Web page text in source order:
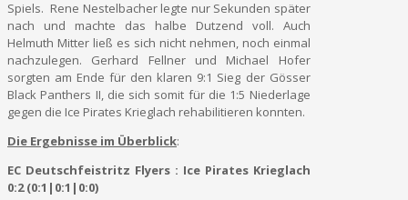
Spiels. Rene Nestelbacher legte nur Sekunden später
nach und machte das halbe Dutzend voll. Auch
Helmuth Mitter ließ es sich nicht nehmen, noch einmal
nachzulegen. Gerhard Fellner und Michael Hofer
sorgten am Ende für den klaren 9:1 Sieg der Gösser
Black Panthers II, die sich somit für die 1:5 Niederlage
gegen die Ice Pirates Krieglach rehabilitieren konnten.
Die Ergebnisse im Überblick:
EC Deutschfeistritz Flyers : Ice Pirates Krieglach
0:2 (0:1|0:1|0:0)